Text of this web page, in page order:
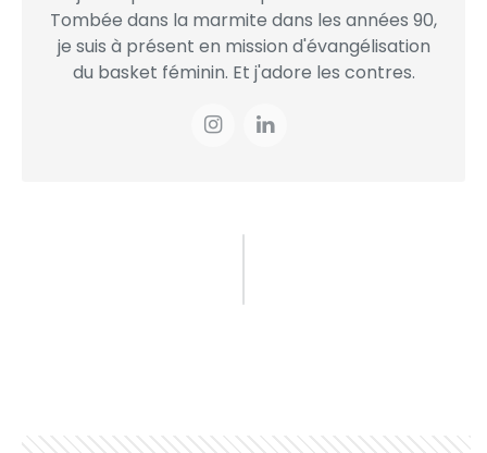
Tombée dans la marmite dans les années 90,
je suis à présent en mission d'évangélisation
du basket féminin. Et j'adore les contres.